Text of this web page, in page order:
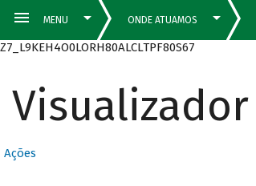
Z7_L9KEH4O0LORH80ALCLTPF80S67
Ações